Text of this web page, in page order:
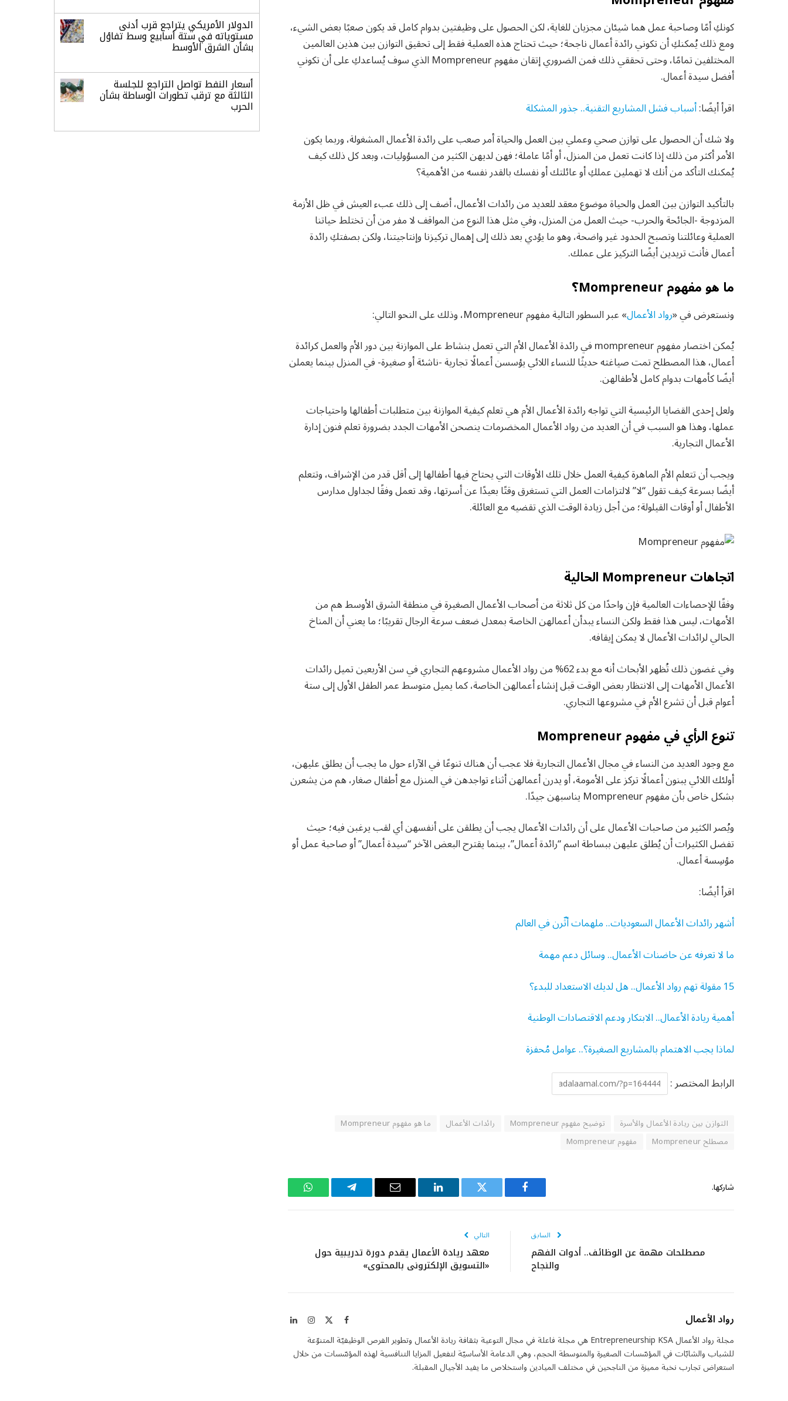
كونكِ أمًا وصاحبة عمل هما شيئان مجزيان للغاية، لكن الحصول على وظيفتين بدوام كامل قد يكون صعبًا بعض الشيء،
ومع ذلك يُمكنكِ أن تكوني رائدة أعمال ناجحة؛ حيث تحتاج هذه العملية فقط إلى تحقيق التوازن بين هذين العالمين
المختلفين تمامًا، وحتى تحققي ذلك فمن الضروري إتقان مفهوم Mompreneur الذي سوف يُساعدكِ على أن تكوني
أفضل سيدة أعمال.
اقرأ أيضًا:أسباب فشل المشاريع التقنية.. جذور المشكلة
ولا شك أن الحصول على توازن صحي وعملي بين العمل والحياة أمر صعب على رائدة الأعمال المشغولة، وربما يكون
الأمر أكثر من ذلك إذا كانت تعمل من المنزل، أو أمًا عاملة؛ فهن لديهن الكثير من المسؤوليات، وبعد كل ذلك كيف
يُمكنك التأكد من أنك لا تهملين عملكِ أو عائلتك أو نفسك بالقدر نفسه من الأهمية؟
بالتأكيد التوازن بين العمل والحياة موضوع معقد للعديد من رائدات الأعمال، أضف إلى ذلك عبء العيش في ظل الأزمة
المزدوجة -الجائحة والحرب- حيث العمل من المنزل، وفي مثل هذا النوع من المواقف لا مفر من أن تختلط حياتنا
العملية وعائلتنا وتصبح الحدود غير واضحة، وهو ما يؤدي بعد ذلك إلى إهمال تركيزنا وإنتاجيتنا، ولكن بصفتكِ رائدة
أعمال فأنت تريدين أيضًا التركيز على عملك.
ما هو مفهوم Mompreneur؟
ونستعرض في «رواد الأعمال» عبر السطور التالية مفهوم Mompreneur، وذلك على النحو التالي:
يُمكن اختصار مفهوم mompreneur في رائدة الأعمال الأم التي تعمل بنشاط على الموازنة بين دور الأم والعمل كرائدة
أعمال، هذا المصطلح تمت صياغته حديثًا للنساء اللائي يؤسسن أعمالًا تجارية -ناشئة أو صغيرة- في المنزل بينما يعملن
أيضًا كأمهات بدوام كامل لأطفالهن.
ولعل إحدى القضايا الرئيسية التي تواجه رائدة الأعمال الأم هي تعلم كيفية الموازنة بين متطلبات أطفالها واحتياجات
عملها، وهذا هو السبب في أن العديد من رواد الأعمال المخضرمات ينصحن الأمهات الجدد بضرورة تعلم فنون إدارة
الأعمال التجارية.
ويجب أن تتعلم الأم الماهرة كيفية العمل خلال تلك الأوقات التي يحتاج فيها أطفالها إلى أقل قدر من الإشراف، وتتعلم
أيضًا بسرعة كيف تقول “لا” لالتزامات العمل التي تستغرق وقتًا بعيدًا عن أسرتها، وقد تعمل وفقًا لجداول مدارس
الأطفال أو أوقات القيلولة؛ من أجل زيادة الوقت الذي تقضيه مع العائلة.
اتجاهات Mompreneur الحالية
وفقًا للإحصاءات العالمية فإن واحدًا من كل ثلاثة من أصحاب الأعمال الصغيرة في منطقة الشرق الأوسط هم من
الأمهات، ليس هذا فقط ولكن النساء يبدأن أعمالهن الخاصة بمعدل ضعف سرعة الرجال تقريبًا؛ ما يعني أن المناخ
الحالي لرائدات الأعمال لا يمكن إيقافه.
وفي غضون ذلك تُظهر الأبحاث أنه مع بدء 62% من رواد الأعمال مشروعهم التجاري في سن الأربعين تميل رائدات
الأعمال الأمهات إلى الانتظار بعض الوقت قبل إنشاء أعمالهن الخاصة، كما يميل متوسط ​​عمر الطفل الأول إلى ستة
أعوام قبل أن تشرع الأم في مشروعها التجاري.
تنوع الرأي في مفهوم Mompreneur
مع وجود العديد من النساء في مجال الأعمال التجارية فلا عجب أن هناك تنوعًا في الآراء حول ما يجب أن يطلق عليهن،
أولئك اللائي يبنون أعمالًا تركز على الأمومة، أو يدرن أعمالهن أثناء تواجدهن في المنزل مع أطفال صغار، هم من يشعرن
بشكل خاص بأن مفهوم Mompreneur يناسبهن جيدًا.
ويُصر الكثير من صاحبات الأعمال على أن رائدات الأعمال يجب أن يطلقن على أنفسهن أي لقب يرغبن فيه؛ حيث
تفضل الكثيرات أن يُطلق عليهن ببساطة اسم “رائدة أعمال”، بينما يقترح البعض الآخر “سيدة أعمال” أو صاحبة عمل أو
مؤسِسة أعمال.
اقرأ أيضًا:
أشهر رائدات الأعمال السعوديات.. ملهمات أثّرن في العالم
ما لا تعرفه عن حاضنات الأعمال.. وسائل دعم مهمة
15 مقولة تهم رواد الأعمال.. هل لديك الاستعداد للبدء؟
أهمية ريادة الأعمال.. الابتكار ودعم الاقتصادات الوطنية
لماذا يجب الاهتمام بالمشاريع الصغيرة؟.. عوامل مُحفزة
الرابط المختصر :
التوازن بين ريادة الأعمال والأسرة توضيح مفهوم Mompreneur رائدات الأعمال
ما هو مفهوم Mompreneur
مصطلح Mompreneur
مفهوم Mompreneur
شاركها.
فيسبوك تويتر لينكدإن
البريد
تيلقرام واتساب
السابق
مصطلحات مهمة عن الوظائف.. أدوات الفهم
والنجاح
التالي
معهد ريادة الأعمال يقدم دورة تدريبية حول
«التسويق الإلكتروني بالمحتوى»
رواد الأعمال فيسبوك الانستغرام
لينكدإن
مجلة رواد الأعمال Entrepreneurship KSA هي مجلة فاعلة في مجال التوعية بثقافة ريادة الأعمال وتطوير الفرص الوظيفيّة المتنوّعة
للشباب والشابّات في المؤسّسات الصغيرة والمتوسطة الحجم، وهي الدعامة الأساسيّة لتفعيل المزايا التنافسية لهذه المؤسّسات من خلال
استعراض تجارب نخبة مميزة من الناجحين في مختلف الميادين واستخلاص ما يفيد الأجيال المقبلة.
الدولار الأمريكي يتراجع قرب أدنى
مستوياته في ستة أسابيع وسط تفاؤل
بشأن الشرق الأوسط
أسعار النفط تواصل التراجع للجلسة
الثالثة مع ترقب تطورات الوساطة بشأن
الحرب